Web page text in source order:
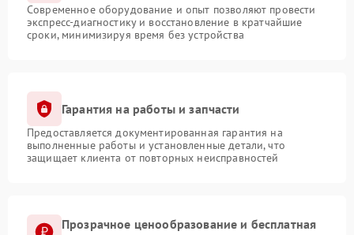
Современное оборудование и опыт позволяют провести
экспресс-диагностику и восстановление в кратчайшие
сроки, минимизируя время без устройства
Гарантия на работы и запчасти
Предоставляется документированная гарантия на
выполненные работы и установленные детали, что
защищает клиента от повторных неисправностей
Прозрачное ценообразование и бесплатная